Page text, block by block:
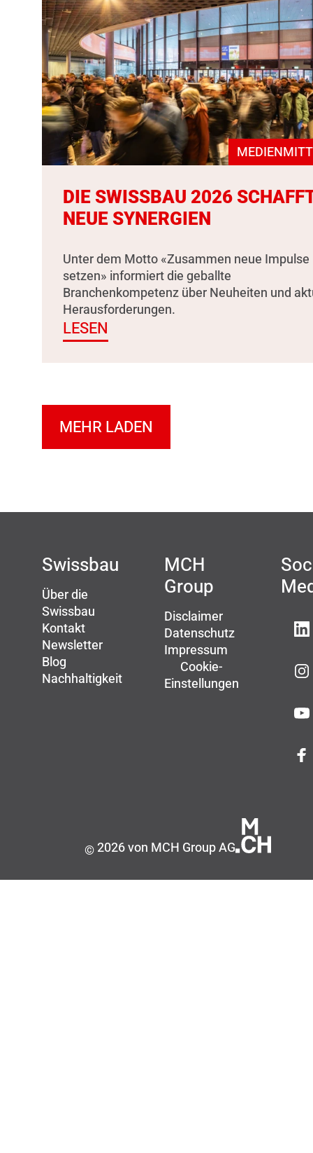
DIE SWISSBAU 2026
NEUE SYNERGIEN
Unter dem Motto «Zusammen neue Impulse
setzen» informiert die geballte
Branchenkompetenz über Neuheiten und
Herausforderungen.
LESEN
MEHR LADEN
Swissbau
Über die
Swissbau
Kontakt
Newsletter
Blog
Nachhaltigkeit
MCH
Group
Disclaimer
Datenschutz
Impressum
Cookie-
Einstellungen
©2026 von MCH Group AG